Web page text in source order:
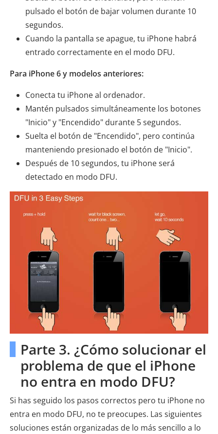
pulsado el botón de bajar volumen durante 10
segundos.
Cuando la pantalla se apague, tu iPhone habrá
entrado correctamente en el modo DFU.
Para iPhone 6 y modelos anteriores:
Conecta tu iPhone al ordenador.
Mantén pulsados ​​simultáneamente los botones
"Inicio" y "Encendido" durante 5 segundos.
Suelta el botón de "Encendido", pero continúa
manteniendo presionado el botón de "Inicio".
Después de 10 segundos, tu iPhone será
detectado en modo DFU.
Parte 3. ¿Cómo solucionar el
problema de que el iPhone
no entra en modo DFU?
Si has seguido los pasos correctos pero tu iPhone no
entra en modo DFU, no te preocupes. Las siguientes
soluciones están organizadas de lo más sencillo a lo